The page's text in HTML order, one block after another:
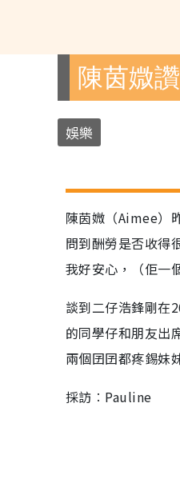
陳茵媺
娛樂
陳茵媺（Aimee）
問到酬勞是否收得
我好安心，（佢一
談到二仔浩鋒剛在
的同學仔和朋友出
兩個囝囝都疼錫妹
採訪︰Pauline